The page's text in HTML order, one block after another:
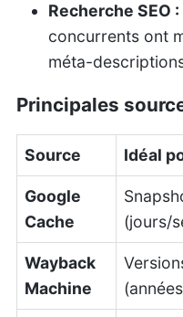
Recherche SEO :
concurrents ont
méta-
Principales
Source Idéal
Google
Cache
(jours/
Wayback
Machine